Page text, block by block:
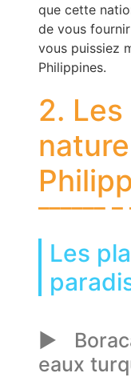
que cette
de vous
vous puissiez
Philippines.
2.
Les
eaux